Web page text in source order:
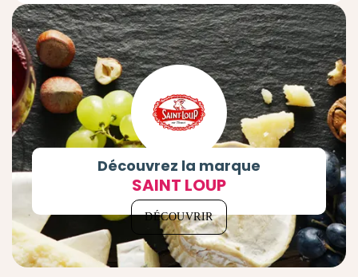
Découvrez la marque
SAINT LOUP
DÉCOUVRIR